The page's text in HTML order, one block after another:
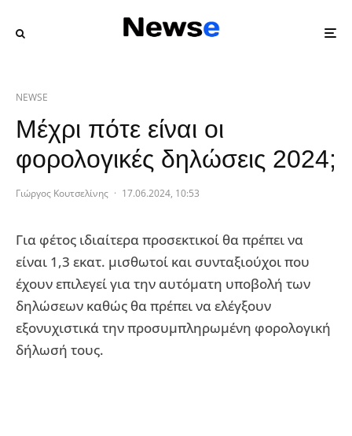
NEWSE
Μέχρι πότε είναι οι
φορολογικές δηλώσεις 2024;
Γιώργος Κουτσελίνης · 17.06.2024, 10:53
Για φέτος ιδιαίτερα προσεκτικοί θα πρέπει να
είναι 1,3 εκατ. μισθωτοί και συνταξιούχοι πoυ
έχουν επιλεγεί για την αυτόματη υποβολή των
δηλώσεων καθώς θα πρέπει να ελέγξουν
εξονυχιστικά την προσυμπληρωμένη φορολογική
δήλωσή τους.